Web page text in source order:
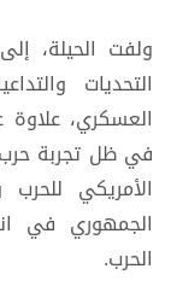
ولفت الحيلة،
التحديات
العسكري،
الأمريكي
الجمهوري في
الحرب.